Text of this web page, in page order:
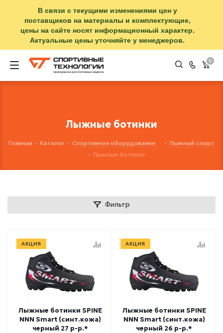
В связи с текущими изменениями цен у
поставщиков на материалы и комплектующие,
цены на сайте носят информационный характер.
Актуальные цены уточняйте у менеджеров.
0
Лыжные ботинки
Главная - Каталог - Спортивное оборудование - Лыжный спорт
- Лыжные ботинки
Фильтр
АКЦИЯ
Лыжные ботинки SPINE
NNN Smart (синт.кожа)
черный 27 р-р.*
АКЦИЯ
Лыжные ботинки SPINE
NNN Smart (синт.кожа)
черный 26 р-р.*